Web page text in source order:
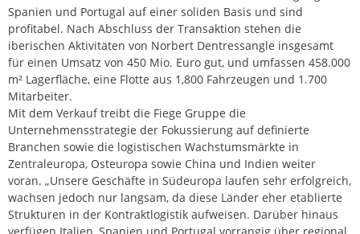
Spanien und Portugal auf einer soliden Basis und sind
profitabel. Nach Abschluss der Transaktion stehen die
iberischen Aktivitäten von Norbert Dentressangle insgesamt
für einen Umsatz von 450 Mio. Euro gut, und umfassen 458.000
m² Lagerfläche, eine Flotte aus 1,800 Fahrzeugen und 1.700
Mitarbeiter.
Mit dem Verkauf treibt die Fiege Gruppe die
Unternehmensstrategie der Fokussierung auf definierte
Branchen sowie die logistischen Wachstumsmärkte in
Zentraleuropa, Osteuropa sowie China und Indien weiter
voran. „Unsere Geschäfte in Südeuropa laufen sehr erfolgreich,
wachsen jedoch nur langsam, da diese Länder eher etablierte
Strukturen in der Kontraktlogistik aufweisen. Darüber hinaus
verfügen Italien, Spanien und Portugal vorrangig über regional